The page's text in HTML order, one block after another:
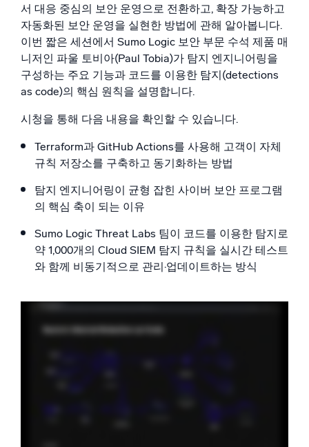
지능형 보안 운영
SIEM
위협을 더 빠르게 발견하고 더 똑똑하게 대응
보안을 위한 로그
강력한 로그 가시성으로 클라우드 보안 강화
모니터링 및 문제 해결
서 대응 중심의 보안 운영으로 전환하고, 확장 가능하고
자동화된 보안 운영을 실현한 방법에 관해 알아봅니다.
이번 짧은 세션에서 Sumo Logic 보안 부문 수석 제품 매
니저인 파울 토비아(Paul Tobia)가 탐지 엔지니어링을
구성하는 주요 기능과 코드를 이용한 탐지(detections
as code)의 핵심 원칙을 설명합니다.
시청을 통해 다음 내용을 확인할 수 있습니다.
Terraform과 GitHub Actions를 사용해 고객이 자체
규칙 저장소를 구축하고 동기화하는 방법
탐지 엔지니어링이 균형 잡힌 사이버 보안 프로그램
의 핵심 축이 되는 이유
Sumo Logic Threat Labs 팀이 코드를 이용한 탐지로
약 1,000개의 Cloud SIEM 탐지 규칙을 실시간 테스트
와 함께 비동기적으로 관리·업데이트하는 방식